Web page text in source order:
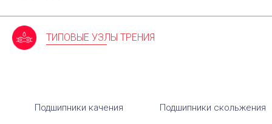
ТИПОВЫЕ УЗЛЫ ТРЕНИЯ
Подшипники качения Подшипники скольжения